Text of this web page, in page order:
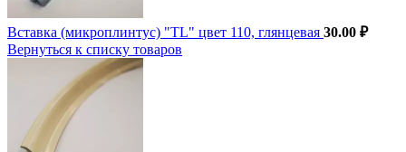
Вставка (микроплинтус) "TL" цвет 110, глянцевая 30.00 ₽
Вернуться к списку товаров